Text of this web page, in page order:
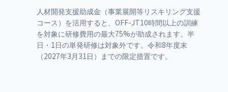
人材開発支援助成金（事業展開等リスキリング支援
コース）を活用すると、OFF-JT10時間以上の訓練
を対象に研修費用の最大75%が助成されます。半
日・1日の単発研修は対象外です。令和8年度末
（2027年3月31日）までの限定措置です。